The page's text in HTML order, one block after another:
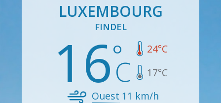
LUXEMBOURG
FINDEL
16 24°C
17°C
Ouest 11 km/h